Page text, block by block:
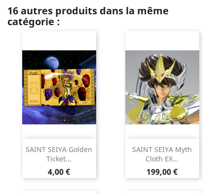
16 autres produits dans la même
catégorie :
SAINT SEIYA Golden
Ticket...
Prix
4,00 €
SAINT SEIYA Myth
Cloth EX...
Prix
199,00 €